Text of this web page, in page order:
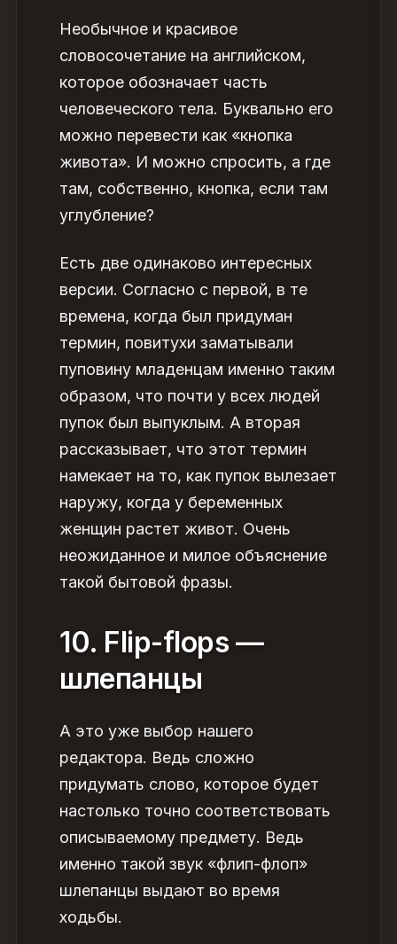
Необычное и красивое
словосочетание на английском,
которое обозначает часть
человеческого тела. Буквально его
можно перевести как «кнопка
живота». И можно спросить, а где
там, собственно, кнопка, если там
углубление?
Есть две одинаково интересных
версии. Согласно с первой, в те
времена, когда был придуман
термин, повитухи заматывали
пуповину младенцам именно таким
образом, что почти у всех людей
пупок был выпуклым. А вторая
рассказывает, что этот термин
намекает на то, как пупок вылезает
наружу, когда у беременных
женщин растет живот. Очень
неожиданное и милое объяснение
такой бытовой фразы.
10. Flip-flops —
шлепанцы
А это уже выбор нашего
редактора. Ведь сложно
придумать слово, которое будет
настолько точно соответствовать
описываемому предмету. Ведь
именно такой звук «флип-флоп»
шлепанцы выдают во время
ходьбы.